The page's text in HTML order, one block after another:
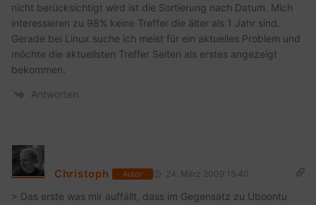
nicht berücksichtigt wird ist die Sortierung nach Datum. Mich
interessieren zu 98% keine Treffer die älter als 1 Jahr sind.
Gerade bei Linux suche ich meist für ein aktuelles Problem und
möchte die aktuellsten Treffer Seiten als erstes angezeigt
bekommen.
Antworten
Christoph Autor 24. März 2009 15:40
> Das erste was mir auffällt, dass im Gegensatz zu Uboontu